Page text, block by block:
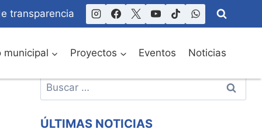
transparencia
municipal Proyectos Eventos Noticias
Buscar:
ÚLTIMAS NOTICIAS